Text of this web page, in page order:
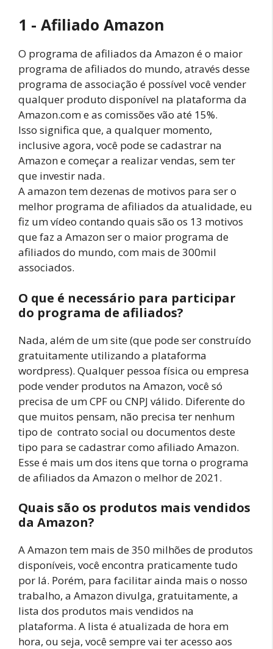
1 - Afiliado Amazon
O programa de afiliados da Amazon é o maior
programa de afiliados do mundo, através desse
programa de associação é possível você vender
qualquer produto disponível na plataforma da
Amazon.com e as comissões vão até 15%.
Isso significa que, a qualquer momento,
inclusive agora, você pode se cadastrar na
Amazon e começar a realizar vendas, sem ter
que investir nada.
A amazon tem dezenas de motivos para ser o
melhor programa de afiliados da atualidade, eu
fiz um vídeo contando quais são os 13 motivos
que faz a Amazon ser o maior programa de
afiliados do mundo, com mais de 300mil
associados.
O que é necessário para participar
do programa de afiliados?
Nada, além de um site (que pode ser construído
gratuitamente utilizando a plataforma
wordpress). Qualquer pessoa física ou empresa
pode vender produtos na Amazon, você só
precisa de um CPF ou CNPJ válido. Diferente do
que muitos pensam, não precisa ter nenhum
tipo de contrato social ou documentos deste
tipo para se cadastrar como afiliado Amazon.
Esse é mais um dos itens que torna o programa
de afiliados da Amazon o melhor de 2021.
Quais são os produtos mais vendidos
da Amazon?
A Amazon tem mais de 350 milhões de produtos
disponíveis, você encontra praticamente tudo
por lá. Porém, para facilitar ainda mais o nosso
trabalho, a Amazon divulga, gratuitamente, a
lista dos produtos mais vendidos na
plataforma. A lista é atualizada de hora em
hora, ou seja, você sempre vai ter acesso aos